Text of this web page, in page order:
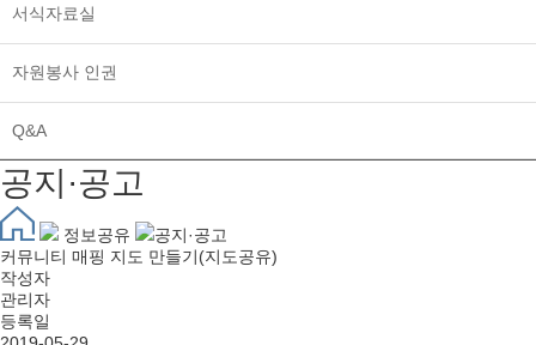
서식자료실
자원봉사 인권
Q&A
공지·공고
정보공유
공지·공고
커뮤니티 매핑 지도 만들기(지도공유)
작성자
관리자
등록일